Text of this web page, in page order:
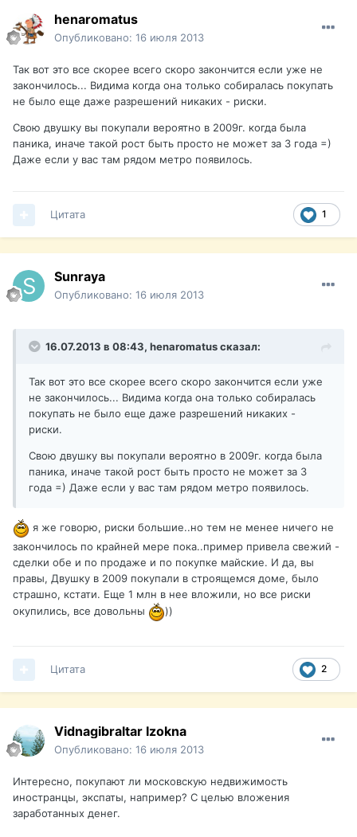
henaromatus
Опубликовано: 16 июля 2013
Так вот это все скорее всего скоро закончится если уже не
закончилось... Видима когда она только собиралась покупать
не было еще даже разрешений никаких - риски.
Свою двушку вы покупали вероятно в 2009г. когда была
паника, иначе такой рост быть просто не может за 3 года =)
Даже если у вас там рядом метро появилось.
1
Цитата
Sunraya
Опубликовано: 16 июля 2013
16.07.2013 в 08:43, henaromatus сказал:
Так вот это все скорее всего скоро закончится если уже
не закончилось... Видима когда она только собиралась
покупать не было еще даже разрешений никаких -
риски.
Свою двушку вы покупали вероятно в 2009г. когда была
паника, иначе такой рост быть просто не может за 3
года =) Даже если у вас там рядом метро появилось.
я же говорю, риски большие..но тем не менее ничего не
закончилось по крайней мере пока..пример привела свежий -
сделки обе и по продаже и по покупке майские. И да, вы
правы, Двушку в 2009 покупали в строящемся доме, было
страшно, кстати. Еще 1 млн в нее вложили, но все риски
окупились, все довольны
))
2
Цитата
Vidnagibraltar Izokna
Опубликовано: 16 июля 2013
Интересно, покупают ли московскую недвижимость
иностранцы, экспаты, например? С целью вложения
заработанных денег.